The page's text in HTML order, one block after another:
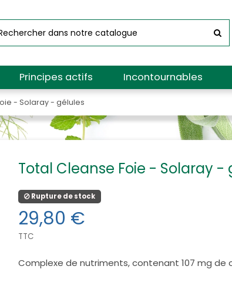
Principes actifs Incontournables
- Solaray - gélules
Total Cleanse Foie - Solaray -
Rupture de stock
29,80 €
TTC
Complexe de nutriments, contenant 107 mg de